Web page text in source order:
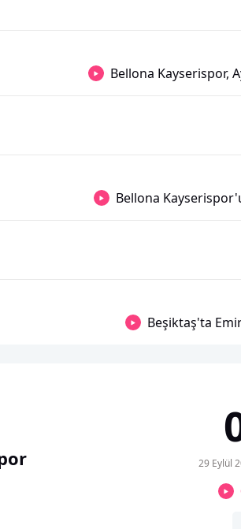
Bellona Kayserispor,
Bellona
Beşiktaş'ta
29 Eylül